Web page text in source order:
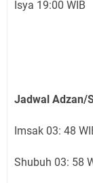
Isya 19:00 WIB
Jadwal Adzan/
Imsak 03: 48
Shubuh 03: 58